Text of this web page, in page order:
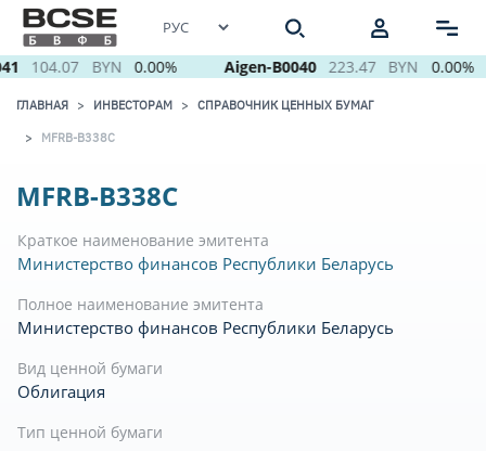
104.07 BYN 0.00% Aigen-B0040 223.47 BYN 0.00%
ГЛАВНАЯ ИНВЕСТОРАМ СПРАВОЧНИК ЦЕННЫХ БУМАГ
MFRB-B338C
MFRB-B338C
Краткое наименование эмитента
Министерство финансов Республики Беларусь
Полное наименование эмитента
Министерство финансов Республики Беларусь
Вид ценной бумаги
Облигация
Тип ценной бумаги